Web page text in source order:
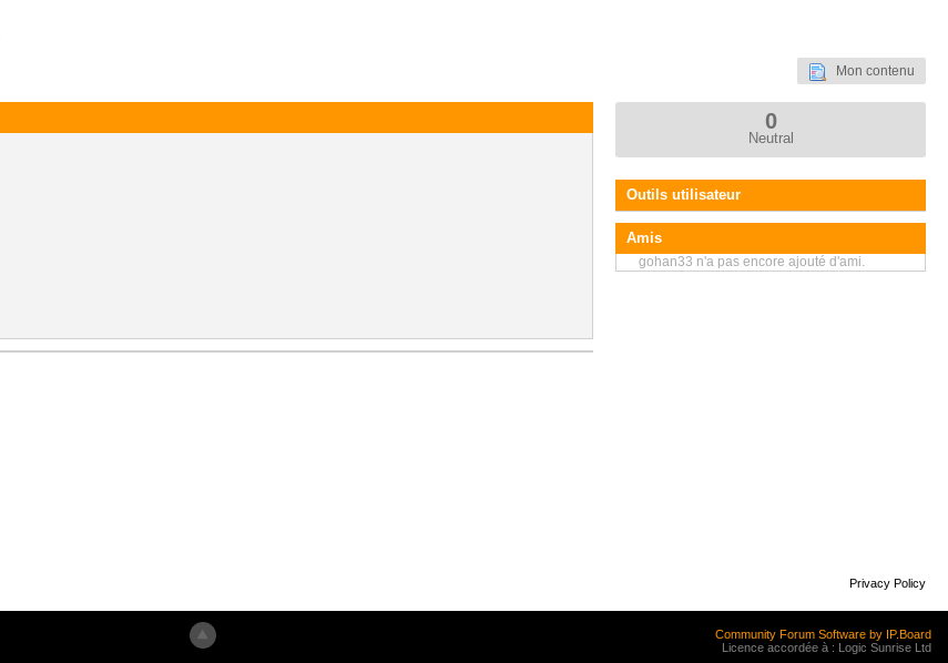
Mon contenu
0
Neutral
Outils utilisateur
Amis
gohan33 n'a pas encore ajouté d'ami.
Privacy Policy
Community Forum Software by IP.Board
Licence accordée à : Logic Sunrise Ltd